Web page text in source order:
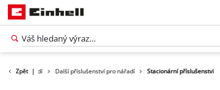
Zpět |
nářadí Další příslušenství pro nářadí Stacionární příslušenství